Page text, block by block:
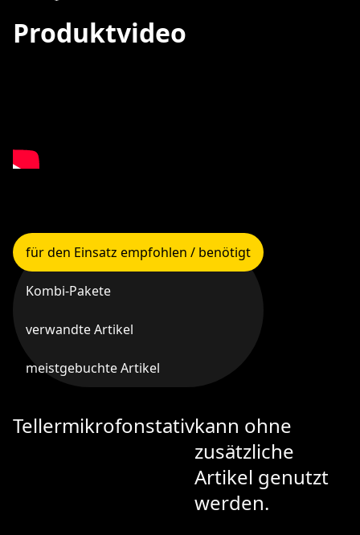
Produktvideo
für den Einsatz empfohlen / benötigt
Kombi-Pakete
verwandte Artikel
meistgebuchte Artikel
Tellermikrofonstativkann ohne
zusätzliche
Artikel genutzt
werden.